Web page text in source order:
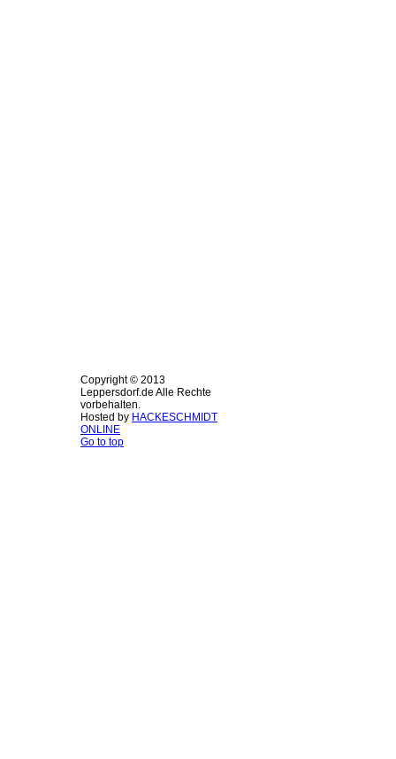
Copyright © 2013
Leppersdorf.de Alle Rechte
vorbehalten.
Hosted by HACKESCHMIDT
ONLINE
Go to top